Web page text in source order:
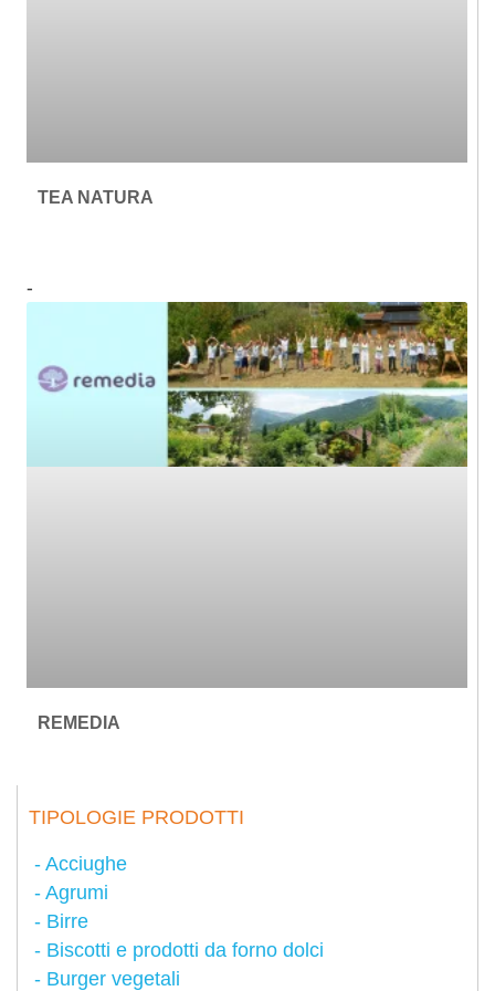
TIPOLOGIE PRODOTTI
Acciughe
Agrumi
Birre
Biscotti e prodotti da forno dolci
Burger vegetali
TEA NATURA
REMEDIA